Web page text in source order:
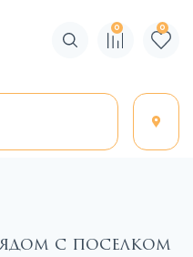
Поиск по сайту
0 0
с поселком